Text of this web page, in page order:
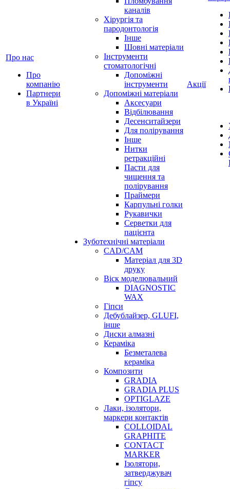
Про нас
Про
компанію
Партнери
в Україні
каналів
Хірургія та
пародонтологія
Інше
Шовні матеріали
Інструменти
стоматологічні
Допоміжні
інструменти
Допоміжні матеріали
Аксесуари
Відбілювання
Десенситайзери
Для полірування
Інше
Нитки
ретракційні
Пасти для
чищення та
полірування
Праймери
Карпульні голки
Рукавички
Серветки для
пацієнта
Зуботехнічні матеріали
CAD/CAM
Матеріал для 3D
друку
Віск моделювальний
DIAGNOSTIC
WAX
Гіпси
Дебублайзер, GLUFI,
інше
Диски алмазні
Кераміка
Безметалева
кераміка
Композити
GRADIA
GRADIA PLUS
OPTIGLAZE
Лаки, ізолятори,
маркери контактів
COLLOIDAL
GRAPHITE
CONTACT
MARKER
Ізолятори,
затверджувач
гіпсу
Акції